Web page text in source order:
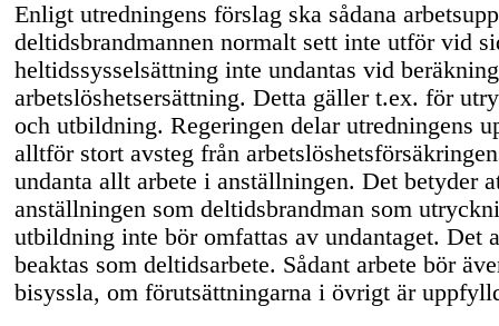
Enligt utredningens förslag ska sådana
deltidsbrandmannen normalt sett inte utför vid
heltidssysselsättning inte undantas vid
arbetslöshetsersättning. Detta gäller t.ex. för
och utbildning. Regeringen delar utredningens
alltför stort avsteg från
undanta allt arbete i anställningen. Det betyder
anställningen som deltidsbrandman som
utbildning inte bör omfattas av undantaget. Det
beaktas som deltidsarbete. Sådant arbete bör
bisyssla, om förutsättningarna i övrigt är